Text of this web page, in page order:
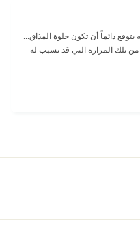
دائماً أن تكون حلوة المذاق...
من تلك المرارة التي قد تسبب له